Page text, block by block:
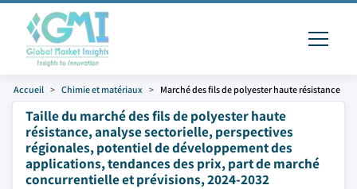
Accueil Chimie et matériaux Marché des fils de polyester haute résistance
Taille du marché des fils de polyester haute
résistance, analyse sectorielle, perspectives
régionales, potentiel de développement des
applications, tendances des prix, part de marché
concurrentielle et prévisions, 2024-2032